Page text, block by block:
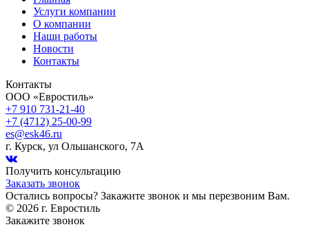
Услуги компании
О компании
Наши работы
Новости
Контакты
Контакты
ООО «Евростиль»
+7 910 731-21-40
+7 (4712) 25-00-99
es@esk46.ru
г. Курск, ул Ольшанского, 7А
Получить консультацию
Заказать звонок
Остались вопросы? Закажите звонок и мы перезвоним Вам.
© 2026 г. Евростиль
Закажите звонок